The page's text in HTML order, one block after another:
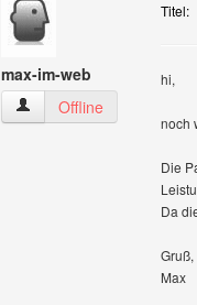
max-im-web
max-im-web Benutzer-
Offline
Titel:
hi,
noch
Die
Da
Gruß,
Max